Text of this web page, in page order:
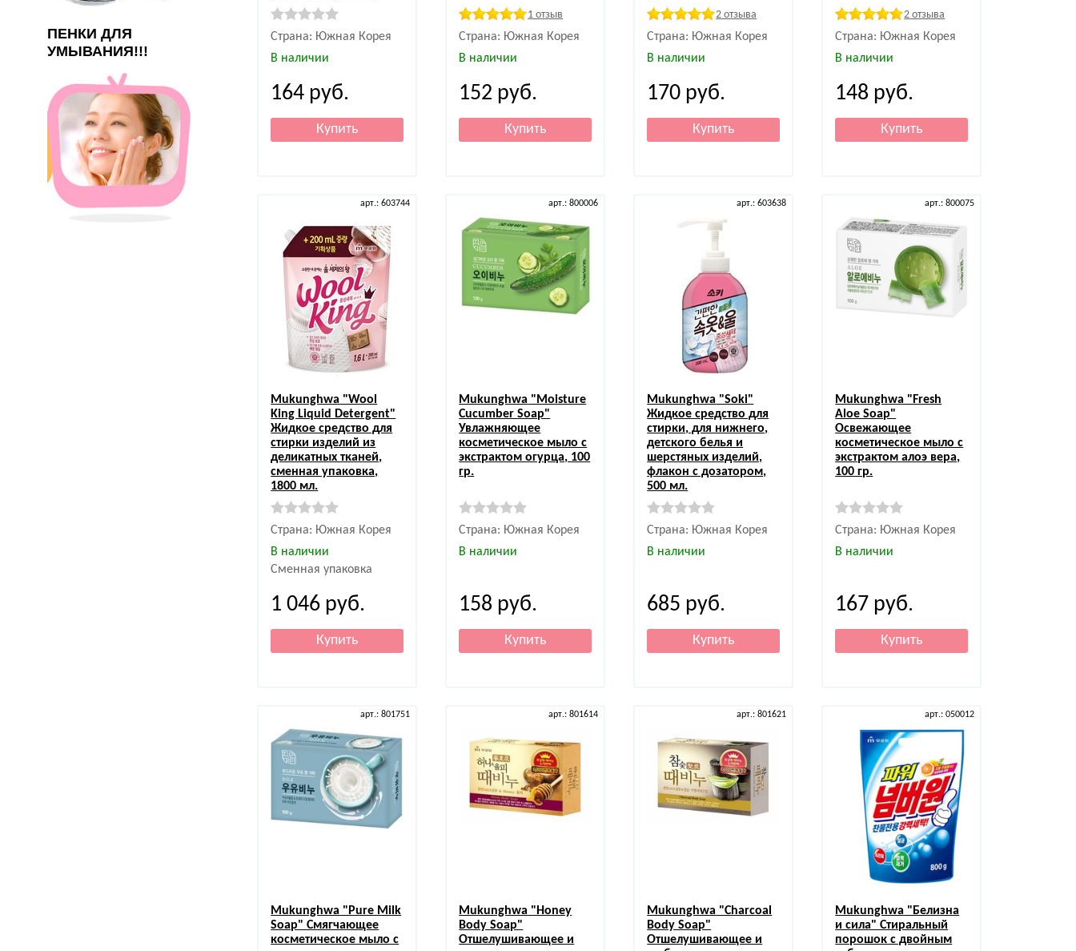
ПЕНКИ ДЛЯ
УМЫВАНИЯ!!!
Страна: Южная Корея
В наличии
164 руб.
1 отзыв
Страна: Южная Корея
В наличии
152 руб.
2 отзыва
Страна: Южная Корея
В наличии
170 руб.
2 отзыва
Страна: Южная Корея
В наличии
148 руб.
арт.: 603744
Mukunghwa "Wool
King Liquid Detergent"
Жидкое средство для
стирки изделий из
деликатных тканей,
сменная упаковка,
1800 мл.
Страна: Южная Корея
В наличии
Сменная упаковка
1 046 руб.
арт.: 800006
Mukunghwa "Moisture
Cucumber Soap"
Увлажняющее
косметическое мыло с
экстрактом огурца, 100
гр.
Страна: Южная Корея
В наличии
158 руб.
арт.: 603638
Mukunghwa "Soki"
Жидкое средство для
стирки, для нижнего,
детского белья и
шерстяных изделий,
флакон с дозатором,
500 мл.
Страна: Южная Корея
В наличии
685 руб.
арт.: 800075
Mukunghwa "Fresh
Aloe Soap"
Освежающее
косметическое мыло с
экстрактом алоэ вера,
100 гр.
Страна: Южная Корея
В наличии
167 руб.
арт.: 801751
Mukunghwa "Pure Milk
Soap" Смягчающее
косметическое мыло с
арт.: 801614
Mukunghwa "Honey
Body Soap"
Отшелушивающее и
арт.: 801621
Mukunghwa "Charcoal
Body Soap"
Отшелушивающее и
арт.: 050012
Mukunghwa "Белизна
и сила" Стиральный
порошок с двойным